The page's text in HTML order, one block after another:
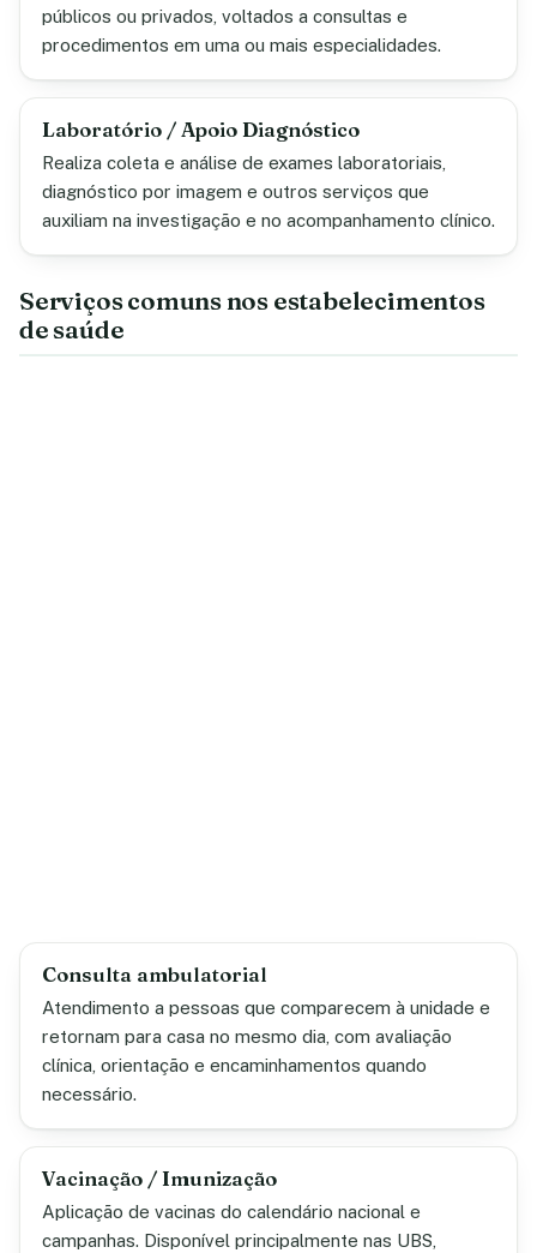
públicos ou privados, voltados a consultas e
procedimentos em uma ou mais especialidades.
Laboratório / Apoio Diagnóstico
Realiza coleta e análise de exames laboratoriais,
diagnóstico por imagem e outros serviços que
auxiliam na investigação e no acompanhamento clínico.
Serviços comuns nos estabelecimentos
de saúde
Consulta ambulatorial
Atendimento a pessoas que comparecem à unidade e
retornam para casa no mesmo dia, com avaliação
clínica, orientação e encaminhamentos quando
necessário.
Vacinação / Imunização
Aplicação de vacinas do calendário nacional e
campanhas. Disponível principalmente nas UBS,